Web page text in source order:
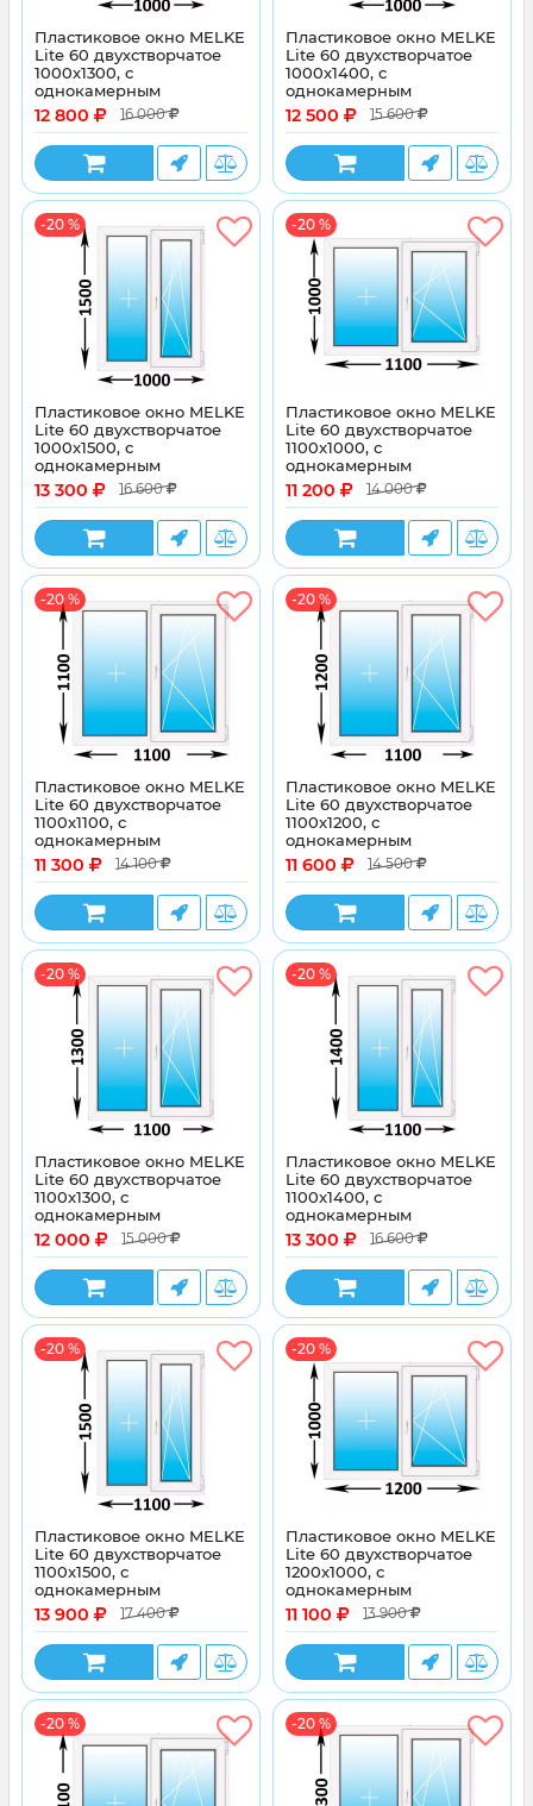
Пластиковое окно MELKE
Lite 60 двухстворчатое
1000x1300, с
однокамерным
энергосберегающим
стеклопакетом
12 800 16 000
Пластиковое окно MELKE
Lite 60 двухстворчатое
1000x1400, с
однокамерным
энергосберегающим
стеклопакетом
12 500 15 600
-20 %
Пластиковое окно MELKE
Lite 60 двухстворчатое
1000x1500, с
однокамерным
энергосберегающим
стеклопакетом
13 300 16 600
-20 %
Пластиковое окно MELKE
Lite 60 двухстворчатое
1100x1000, с
однокамерным
энергосберегающим
стеклопакетом
11 200 14 000
-20 %
Пластиковое окно MELKE
Lite 60 двухстворчатое
1100x1100, с
однокамерным
энергосберегающим
стеклопакетом
11 300 14 100
-20 %
Пластиковое окно MELKE
Lite 60 двухстворчатое
1100x1200, с
однокамерным
энергосберегающим
стеклопакетом
11 600 14 500
-20 %
Пластиковое окно MELKE
Lite 60 двухстворчатое
1100x1300, с
однокамерным
энергосберегающим
стеклопакетом
12 000 15 000
-20 %
Пластиковое окно MELKE
Lite 60 двухстворчатое
1100x1400, с
однокамерным
энергосберегающим
стеклопакетом
13 300 16 600
-20 %
Пластиковое окно MELKE
Lite 60 двухстворчатое
1100x1500, с
однокамерным
энергосберегающим
стеклопакетом
13 900 17 400
-20 %
Пластиковое окно MELKE
Lite 60 двухстворчатое
1200x1000, с
однокамерным
энергосберегающим
стеклопакетом
11 100 13 900
-20 % -20 %